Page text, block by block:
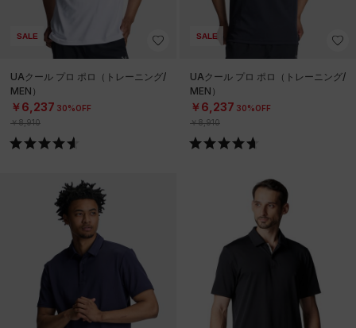
SALE
UAクール プロ ポロ（トレーニング/
MEN）
￥6,237 30%OFF
￥8,910
SALE
UAクール プロ ポロ（トレーニング/
MEN）
￥6,237 30%OFF
￥8,910